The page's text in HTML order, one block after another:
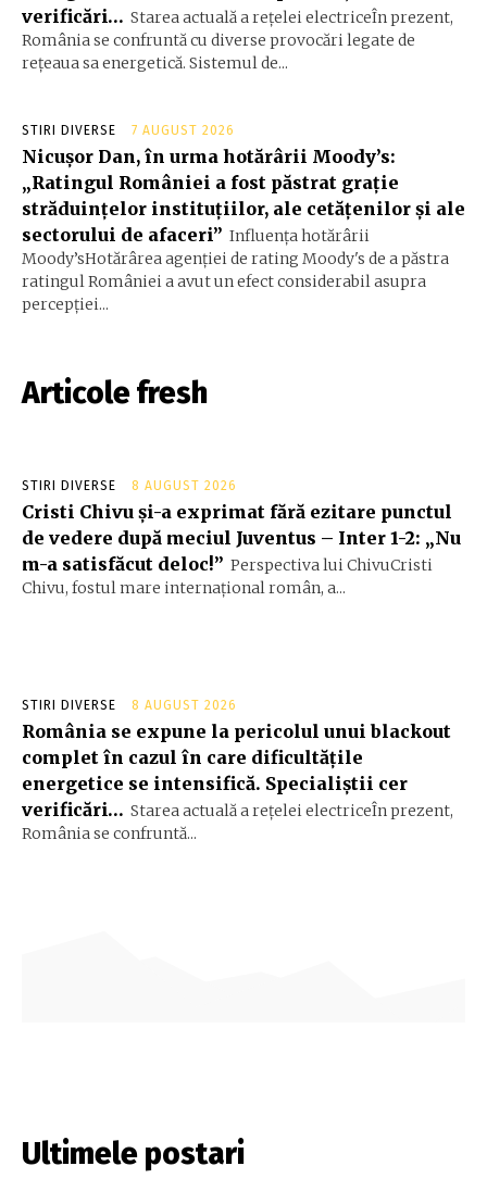
verificări… Starea actuală a rețelei electriceÎn prezent,
România se confruntă cu diverse provocări legate de
rețeaua sa energetică. Sistemul de...
STIRI DIVERSE 7 AUGUST 2026
Nicușor Dan, în urma hotărârii Moody’s:
„Ratingul României a fost păstrat grație
străduințelor instituțiilor, ale cetățenilor și ale
sectorului de afaceri” Influența hotărârii
Moody’sHotărârea agenției de rating Moody's de a păstra
ratingul României a avut un efect considerabil asupra
percepției...
Articole fresh
STIRI DIVERSE 8 AUGUST 2026
Cristi Chivu și-a exprimat fără ezitare punctul
de vedere după meciul Juventus – Inter 1-2: „Nu
m-a satisfăcut deloc!” Perspectiva lui ChivuCristi
Chivu, fostul mare internațional român, a...
STIRI DIVERSE 8 AUGUST 2026
România se expune la pericolul unui blackout
complet în cazul în care dificultățile
energetice se intensifică. Specialiștii cer
verificări… Starea actuală a rețelei electriceÎn prezent,
România se confruntă...
Ultimele postari